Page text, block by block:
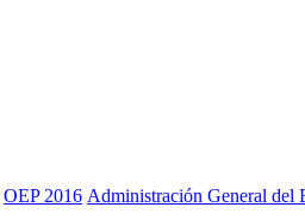
OEP 2016 Administración General del